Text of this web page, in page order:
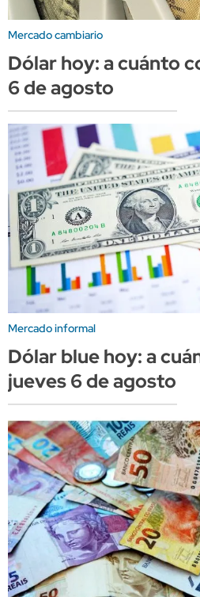
Mercado cambiario
Dólar hoy: a cuánto
6 de agosto
Mercado informal
Dólar blue hoy: a
jueves 6 de agosto